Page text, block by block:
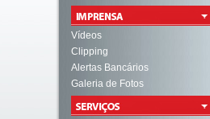
Vídeos
Clipping
Alertas Bancários
Galeria de Fotos